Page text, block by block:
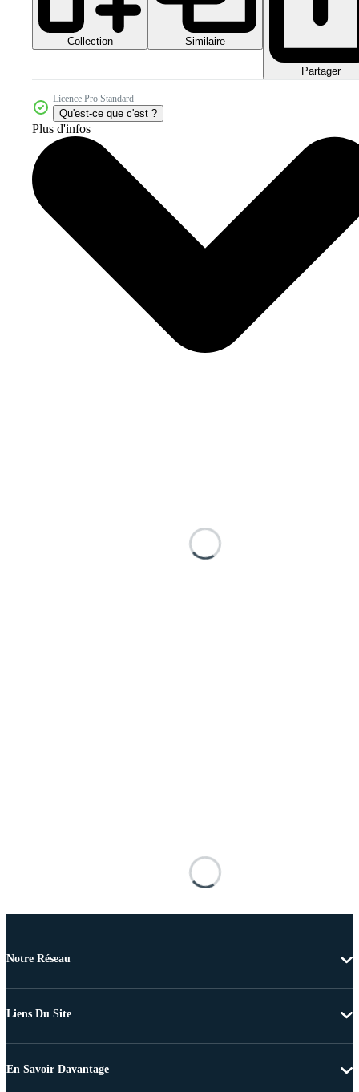
Collection Similaire
Partager
Licence Pro Standard
Qu'est-ce que c'est ?
Plus d'infos
Notre Réseau
Liens Du Site
En Savoir Davantage